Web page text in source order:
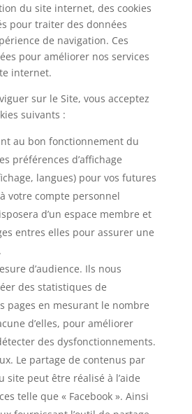
du site internet, des cookies
pour traiter des données
de navigation. Ces
pour améliorer nos services
internet.
sur le Site, vous acceptez
suivants :
au bon fonctionnement du
préférences d’affichage
langues) pour vos futures
votre compte personnel
d’un espace membre et
entres elles pour assurer une
d’audience. Ils nous
des statistiques de
pages en mesurant le nombre
d’elles, pour améliorer
des dysfonctionnements.
Le partage de contenus par
site peut être réalisé à l’aide
telle que « Facebook ». Ainsi